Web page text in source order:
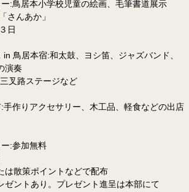
:鳥居本小学校児童の絵画、毛筆書道展示
さんあか」
日
鳥居本宿:和太鼓、ヨシ笛、ジャズバンド、
演奏
叉路ステージなど
手作りアクセサリー、木工品、軽食などの出店
:参加無料
は散策ポイントなどで配布
ゼントあり。プレゼント進呈は本部にて